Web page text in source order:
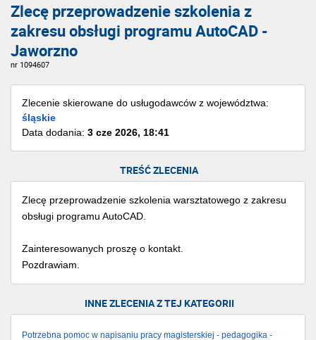
Zlecę przeprowadzenie szkolenia z
zakresu obsługi programu AutoCAD -
Jaworzno
nr 1094607
Zlecenie skierowane do usługodawców z województwa:
śląskie
Data dodania: 3 cze 2026, 18:41
TREŚĆ ZLECENIA
Zlecę przeprowadzenie szkolenia warsztatowego z zakresu
obsługi programu AutoCAD.
Zainteresowanych proszę o kontakt.
Pozdrawiam.
INNE ZLECENIA Z TEJ KATEGORII
Potrzebna pomoc w napisaniu pracy magisterskiej - pedagogika -